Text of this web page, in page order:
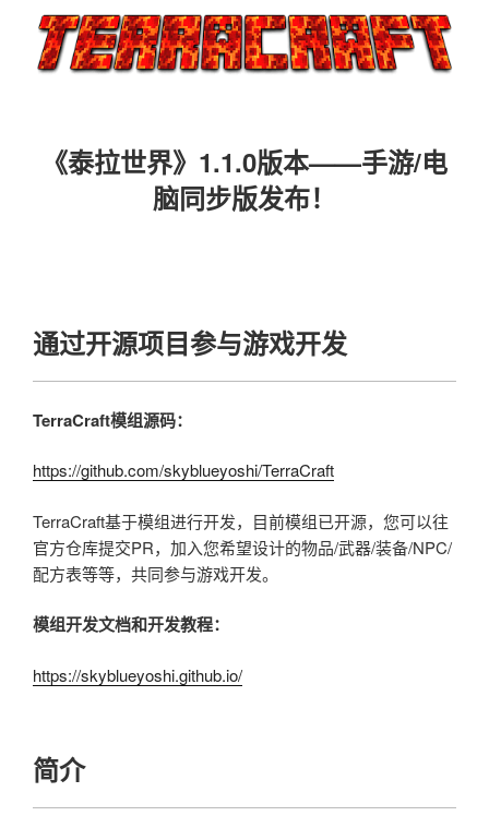
《泰拉世界》1.1.0版本——手游/电
脑同步版发布！
通过开源项目参与游戏开发
TerraCraft模组源码：
https://github.com/skyblueyoshi/TerraCraft
TerraCraft基于模组进行开发，目前模组已开源，您可以往
官方仓库提交PR，加入您希望设计的物品/武器/装备/NPC/
配方表等等，共同参与游戏开发。
模组开发文档和开发教程：
https://skyblueyoshi.github.io/
简介